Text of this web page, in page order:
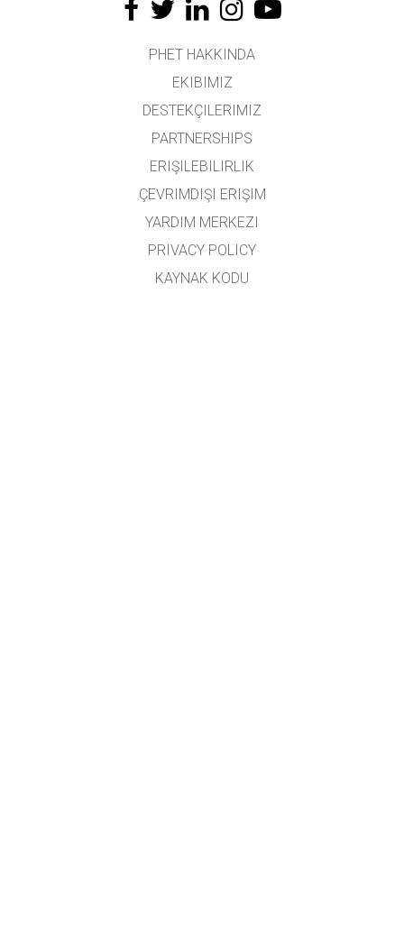
PHET HAKKINDA
EKIBIMIZ
DESTEKÇILERIMIZ
PARTNERSHIPS
ERIŞILEBILIRLIK
ÇEVRIMDIŞI ERIŞIM
YARDIM MERKEZI
PRIVACY POLICY
KAYNAK KODU